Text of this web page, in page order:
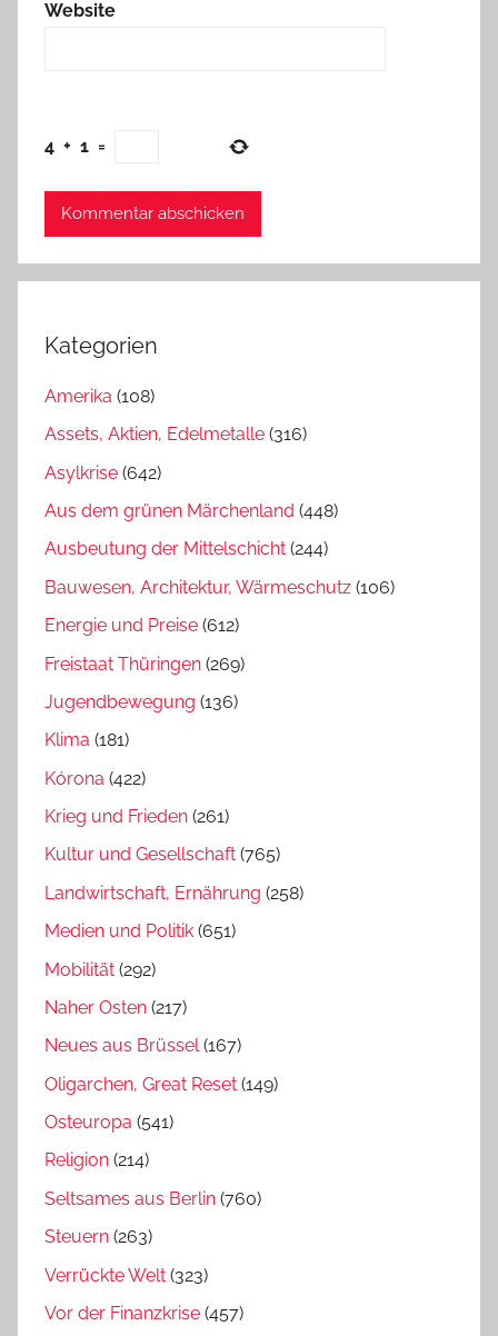
Website
4 + 1 =
Kategorien
Amerika (108)
Assets, Aktien, Edelmetalle (316)
Asylkrise (642)
Aus dem grünen Märchenland (448)
Ausbeutung der Mittelschicht (244)
Bauwesen, Architektur, Wärmeschutz (106)
Energie und Preise (612)
Freistaat Thüringen (269)
Jugendbewegung (136)
Klima (181)
Kórona (422)
Krieg und Frieden (261)
Kultur und Gesellschaft (765)
Landwirtschaft, Ernährung (258)
Medien und Politik (651)
Mobilität (292)
Naher Osten (217)
Neues aus Brüssel(167)
Oligarchen, Great Reset (149)
Osteuropa (541)
Religion (214)
Seltsames aus Berlin (760)
Steuern (263)
Verrückte Welt (323)
Vor der Finanzkrise (457)